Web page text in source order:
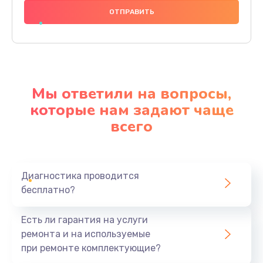
600 руб.
Заказать
Ремонт мультиконтроллера
Замена кнопки включения
Заказать
Мы ответили на вопросы,
которые нам задают чаще
всего
Диагностика проводится
бесплатно?
Есть ли гарантия на услуги
ремонта и на используемые
при ремонте комплектующие?